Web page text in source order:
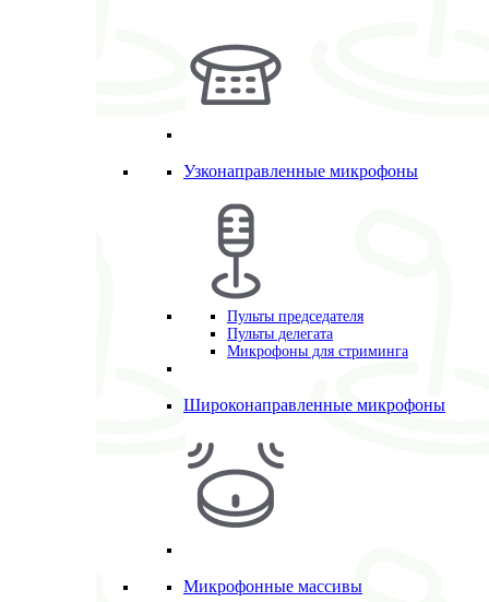
Узконаправленные микрофоны
Пульты председателя
Пульты делегата
Микрофоны для стриминга
Широконаправленные микрофоны
Микрофонные массивы